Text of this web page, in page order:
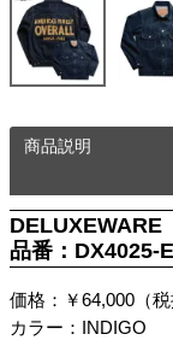
商品説明
DELUXEWARE
品番：DX4025-
価格：￥64,000（税
カラー：INDIGO